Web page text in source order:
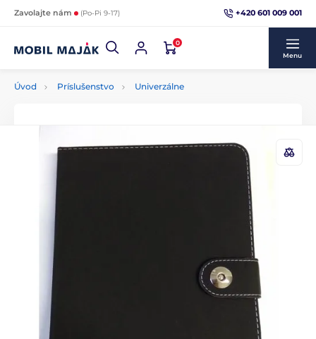
Zavolajte nám (Po-Pi 9-17) +420 601 009 001
0
Menu
Úvod Príslušenstvo Univerzálne